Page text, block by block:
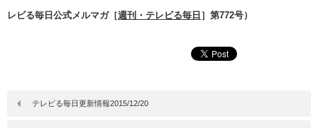
レビる毎日公式メルマガ［週刊・テレビる毎日 ］第772号）
テレビる毎日更新情報2015/12/20